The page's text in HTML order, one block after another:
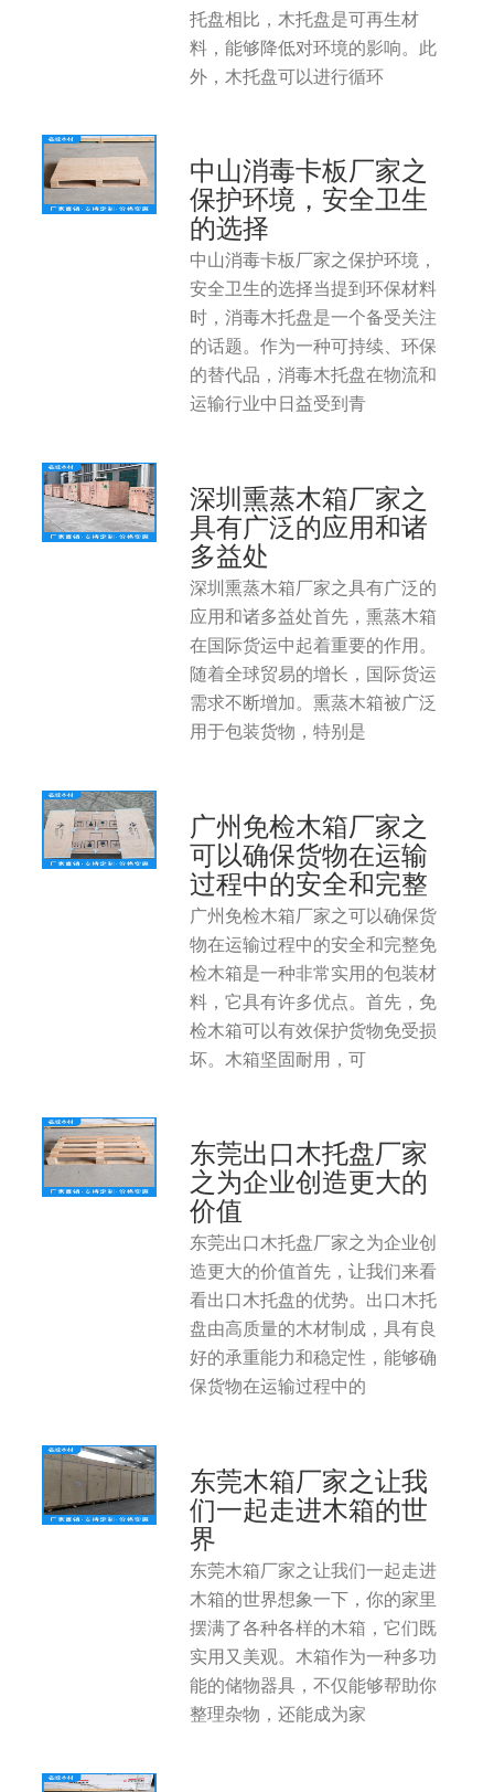
托盘相比，木托盘是可再生材
料，能够降低对环境的影响。此
外，木托盘可以进行循环
中山消毒卡板厂家之
保护环境，安全卫生
的选择
中山消毒卡板厂家之保护环境，
安全卫生的选择当提到环保材料
时，消毒木托盘是一个备受关注
的话题。作为一种可持续、环保
的替代品，消毒木托盘在物流和
运输行业中日益受到青
深圳熏蒸木箱厂家之
具有广泛的应用和诸
多益处
深圳熏蒸木箱厂家之具有广泛的
应用和诸多益处首先，熏蒸木箱
在国际货运中起着重要的作用。
随着全球贸易的增长，国际货运
需求不断增加。熏蒸木箱被广泛
用于包装货物，特别是
广州免检木箱厂家之
可以确保货物在运输
过程中的安全和完整
广州免检木箱厂家之可以确保货
物在运输过程中的安全和完整免
检木箱是一种非常实用的包装材
料，它具有许多优点。首先，免
检木箱可以有效保护货物免受损
坏。木箱坚固耐用，可
东莞出口木托盘厂家
之为企业创造更大的
价值
东莞出口木托盘厂家之为企业创
造更大的价值首先，让我们来看
看出口木托盘的优势。出口木托
盘由高质量的木材制成，具有良
好的承重能力和稳定性，能够确
保货物在运输过程中的
东莞木箱厂家之让我
们一起走进木箱的世
界
东莞木箱厂家之让我们一起走进
木箱的世界想象一下，你的家里
摆满了各种各样的木箱，它们既
实用又美观。木箱作为一种多功
能的储物器具，不仅能够帮助你
整理杂物，还能成为家